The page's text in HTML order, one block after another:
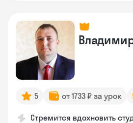
5 от 1733 ₽ за урок
Стремится вдохновить